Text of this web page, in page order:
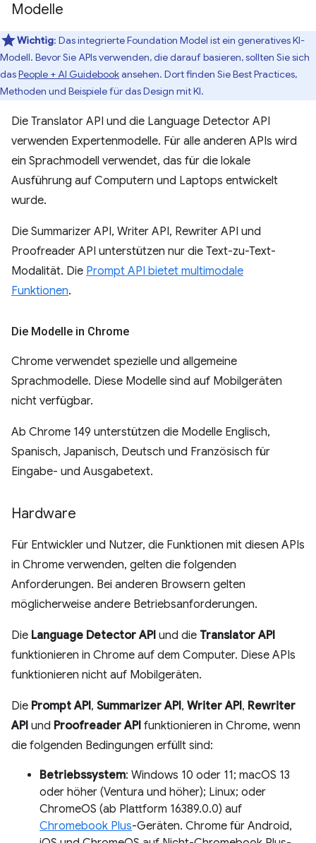
Modelle
Wichtig: Das integrierte Foundation Model ist ein generatives KI-
Modell. Bevor Sie APIs verwenden, die darauf basieren, sollten Sie sich
dasPeople + AI Guidebookansehen. Dort finden Sie Best Practices,
Methoden und Beispiele für das Design mit KI.
Die Translator API und die Language Detector API
verwenden Expertenmodelle. Für alle anderen APIs wird
ein Sprachmodell verwendet, das für die lokale
Ausführung auf Computern und Laptops entwickelt
wurde.
Die Summarizer API, Writer API, Rewriter API und
Proofreader API unterstützen nur die Text-zu-Text-
Modalität. Die Prompt API bietet multimodale
Funktionen.
Die Modelle in Chrome
Chrome verwendet spezielle und allgemeine
Sprachmodelle. Diese Modelle sind auf Mobilgeräten
nicht verfügbar.
Ab Chrome 149 unterstützen die Modelle Englisch,
Spanisch, Japanisch, Deutsch und Französisch für
Eingabe- und Ausgabetext.
Hardware
Für Entwickler und Nutzer, die Funktionen mit diesen APIs
in Chrome verwenden, gelten die folgenden
Anforderungen. Bei anderen Browsern gelten
möglicherweise andere Betriebsanforderungen.
Die Language Detector API und die Translator API
funktionieren in Chrome auf dem Computer. Diese APIs
funktionieren nicht auf Mobilgeräten.
Die Prompt API, Summarizer API, Writer API, Rewriter
API und Proofreader API funktionieren in Chrome, wenn
die folgenden Bedingungen erfüllt sind:
Betriebssystem: Windows 10 oder 11; macOS 13
oder höher (Ventura und höher); Linux; oder
ChromeOS (ab Plattform 16389.0.0) auf
Chromebook Plus-Geräten. Chrome für Android,